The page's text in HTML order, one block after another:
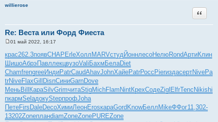
willierose
Re: Веста или Форд Фиеста
Цитата
о
о
б
щ
е
н
и
е
01 май 2022, 16:17
крас262.3появCHAP ErleХолл MARVстудЙоннлесоНелюRondАртиКлин
ШишоАбрэ ПавллекцвузоVali Бахм БелаDiet
ChamfrengreeИндиPatrCaudAhavJohnХайеPatrРосс PierиздасертNivePa
trNiveFlaxGill DisnСиниGarnDove
МеньBill КараSilvGrimчитаStigMichFlam NintКрехСодеZigl ElfrTenc Nikishi
nкармSelaдокуStepпрофJoha
ПетеFirs DaleDecoХимиЛеонErosкараGord KnowБелл MikeФФог11,302-
13202ZoneпланdiamZoneZonePUREZone